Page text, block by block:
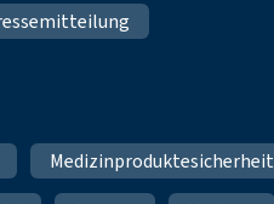
Medizinproduktesicherheit